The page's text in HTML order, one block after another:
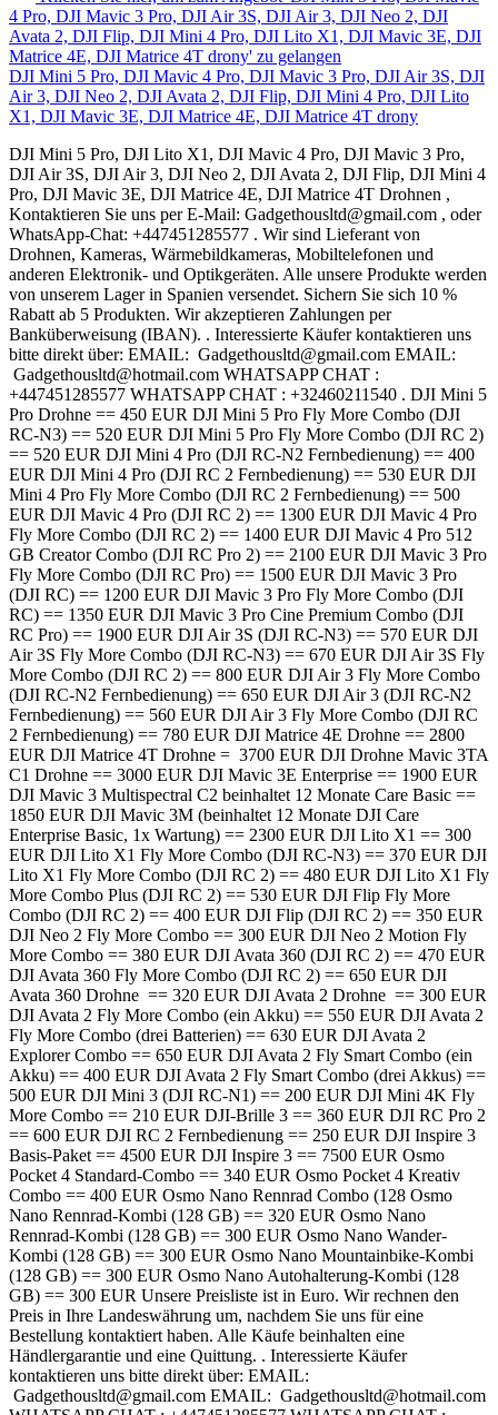
4 Pro, DJI Mavic 3 Pro, DJI Air 3S, DJI Air 3, DJI Neo 2, DJI
Avata 2, DJI Flip, DJI Mini 4 Pro, DJI Lito X1, DJI Mavic 3E, DJI
Matrice 4E, DJI Matrice 4T drony' zu gelangen
DJI Mini 5 Pro, DJI Mavic 4 Pro, DJI Mavic 3 Pro, DJI Air 3S, DJI
Air 3, DJI Neo 2, DJI Avata 2, DJI Flip, DJI Mini 4 Pro, DJI Lito
X1, DJI Mavic 3E, DJI Matrice 4E, DJI Matrice 4T drony
DJI Mini 5 Pro, DJI Lito X1, DJI Mavic 4 Pro, DJI Mavic 3 Pro,
DJI Air 3S, DJI Air 3, DJI Neo 2, DJI Avata 2, DJI Flip, DJI Mini 4
Pro, DJI Mavic 3E, DJI Matrice 4E, DJI Matrice 4T Drohnen ,
Kontaktieren Sie uns per E-Mail: Gadgethousltd@gmail.com , oder
WhatsApp-Chat: +447451285577 . Wir sind Lieferant von
Drohnen, Kameras, Wärmebildkameras, Mobiltelefonen und
anderen Elektronik- und Optikgeräten. Alle unsere Produkte werden
von unserem Lager in Spanien versendet. Sichern Sie sich 10 %
Rabatt ab 5 Produkten. Wir akzeptieren Zahlungen per
Banküberweisung (IBAN). . Interessierte Käufer kontaktieren uns
bitte direkt über: EMAIL: Gadgethousltd@gmail.com EMAIL:
Gadgethousltd@hotmail.com WHATSAPP CHAT :
+447451285577 WHATSAPP CHAT : +32460211540 . DJI Mini 5
Pro Drohne == 450 EUR DJI Mini 5 Pro Fly More Combo (DJI
RC-N3) == 520 EUR DJI Mini 5 Pro Fly More Combo (DJI RC 2)
== 520 EUR DJI Mini 4 Pro (DJI RC-N2 Fernbedienung) == 400
EUR DJI Mini 4 Pro (DJI RC 2 Fernbedienung) == 530 EUR DJI
Mini 4 Pro Fly More Combo (DJI RC 2 Fernbedienung) == 500
EUR DJI Mavic 4 Pro (DJI RC 2) == 1300 EUR DJI Mavic 4 Pro
Fly More Combo (DJI RC 2) == 1400 EUR DJI Mavic 4 Pro 512
GB Creator Combo (DJI RC Pro 2) == 2100 EUR DJI Mavic 3 Pro
Fly More Combo (DJI RC Pro) == 1500 EUR DJI Mavic 3 Pro
(DJI RC) == 1200 EUR DJI Mavic 3 Pro Fly More Combo (DJI
RC) == 1350 EUR DJI Mavic 3 Pro Cine Premium Combo (DJI
RC Pro) == 1900 EUR DJI Air 3S (DJI RC-N3) == 570 EUR DJI
Air 3S Fly More Combo (DJI RC-N3) == 670 EUR DJI Air 3S Fly
More Combo (DJI RC 2) == 800 EUR DJI Air 3 Fly More Combo
(DJI RC-N2 Fernbedienung) == 650 EUR DJI Air 3 (DJI RC-N2
Fernbedienung) == 560 EUR DJI Air 3 Fly More Combo (DJI RC
2 Fernbedienung) == 780 EUR DJI Matrice 4E Drohne == 2800
EUR DJI Matrice 4T Drohne = 3700 EUR DJI Drohne Mavic 3TA
C1 Drohne == 3000 EUR DJI Mavic 3E Enterprise == 1900 EUR
DJI Mavic 3 Multispectral C2 beinhaltet 12 Monate Care Basic ==
1850 EUR DJI Mavic 3M (beinhaltet 12 Monate DJI Care
Enterprise Basic, 1x Wartung) == 2300 EUR DJI Lito X1 == 300
EUR DJI Lito X1 Fly More Combo (DJI RC-N3) == 370 EUR DJI
Lito X1 Fly More Combo (DJI RC 2) == 480 EUR DJI Lito X1 Fly
More Combo Plus (DJI RC 2) == 530 EUR DJI Flip Fly More
Combo (DJI RC 2) == 400 EUR DJI Flip (DJI RC 2) == 350 EUR
DJI Neo 2 Fly More Combo == 300 EUR DJI Neo 2 Motion Fly
More Combo == 380 EUR DJI Avata 360 (DJI RC 2) == 470 EUR
DJI Avata 360 Fly More Combo (DJI RC 2) == 650 EUR DJI
Avata 360 Drohne == 320 EUR DJI Avata 2 Drohne == 300 EUR
DJI Avata 2 Fly More Combo (ein Akku) == 550 EUR DJI Avata 2
Fly More Combo (drei Batterien) == 630 EUR DJI Avata 2
Explorer Combo == 650 EUR DJI Avata 2 Fly Smart Combo (ein
Akku) == 400 EUR DJI Avata 2 Fly Smart Combo (drei Akkus) ==
500 EUR DJI Mini 3 (DJI RC-N1) == 200 EUR DJI Mini 4K Fly
More Combo == 210 EUR DJI-Brille 3 == 360 EUR DJI RC Pro 2
== 600 EUR DJI RC 2 Fernbedienung == 250 EUR DJI Inspire 3
Basis-Paket == 4500 EUR DJI Inspire 3 == 7500 EUR Osmo
Pocket 4 Standard-Combo == 340 EUR Osmo Pocket 4 Kreativ
Combo == 400 EUR Osmo Nano Rennrad Combo (128 Osmo
Nano Rennrad-Kombi (128 GB) == 320 EUR Osmo Nano
Rennrad-Kombi (128 GB) == 300 EUR Osmo Nano Wander-
Kombi (128 GB) == 300 EUR Osmo Nano Mountainbike-Kombi
(128 GB) == 300 EUR Osmo Nano Autohalterung-Kombi (128
GB) == 300 EUR Unsere Preisliste ist in Euro. Wir rechnen den
Preis in Ihre Landeswährung um, nachdem Sie uns für eine
Bestellung kontaktiert haben. Alle Käufe beinhalten eine
Händlergarantie und eine Quittung. . Interessierte Käufer
kontaktieren uns bitte direkt über: EMAIL:
Gadgethousltd@gmail.com EMAIL: Gadgethousltd@hotmail.com